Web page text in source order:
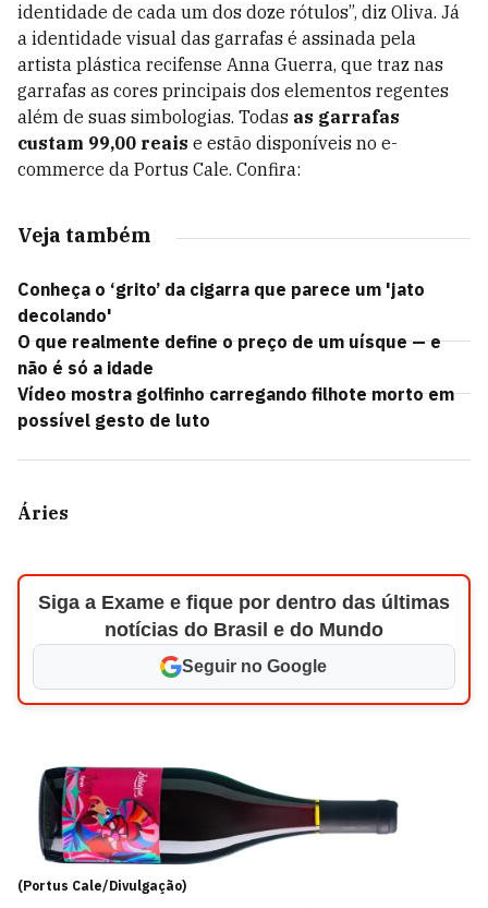
identidade de cada um dos doze rótulos”, diz Oliva. Já
a identidade visual das garrafas é assinada pela
artista plástica recifense Anna Guerra, que traz nas
garrafas as cores principais dos elementos regentes
além de suas simbologias. Todas as garrafas
custam 99,00 reais e estão disponíveis no e-
commerce da Portus Cale. Confira:
Veja também
Conheça o ‘grito’ da cigarra que parece um 'jato
decolando'
O que realmente define o preço de um uísque — e
não é só a idade
Vídeo mostra golfinho carregando filhote morto em
possível gesto de luto
Áries
Siga a Exame e fique por dentro das últimas
notícias do Brasil e do Mundo
Seguir no Google
(Portus Cale/Divulgação)